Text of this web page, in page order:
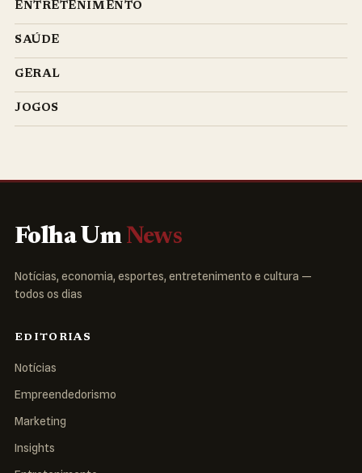
ENTRETENIMENTO
SAÚDE
GERAL
JOGOS
Folha Um News
Notícias, economia, esportes, entretenimento e cultura —
todos os dias
EDITORIAS
Notícias
Empreendedorismo
Marketing
Insights